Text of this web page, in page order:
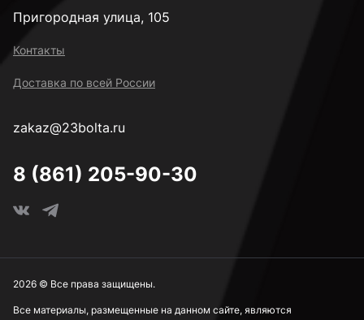
Пригородная улица, 105
Контакты
Доставка по всей России
zakaz@23bolta.ru
8 (861) 205-90-30
Все материалы, размещенные на данном сайте, являются
2026 © Все права защищены.